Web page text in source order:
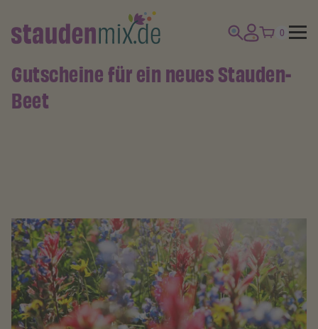
0
Gutscheine für ein neues Stauden-
Beet